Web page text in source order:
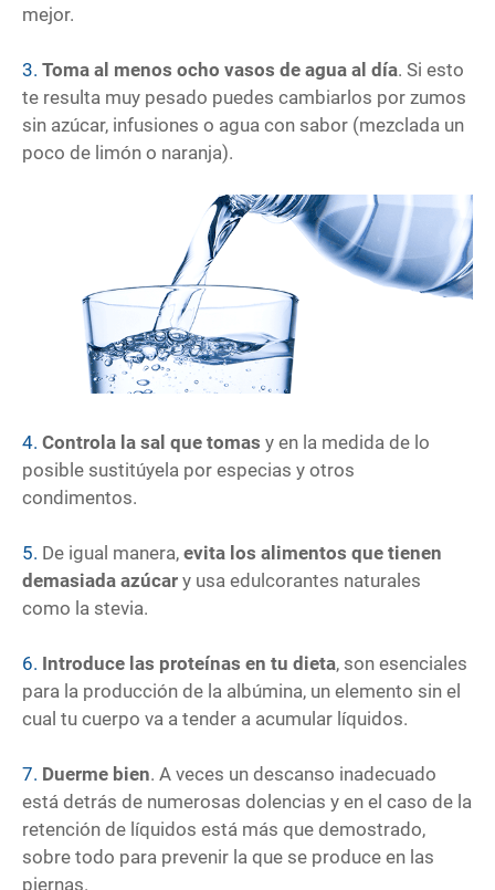
mejor.
3. Toma al menos ocho vasos de agua al día. Si esto
te resulta muy pesado puedes cambiarlos por zumos
sin azúcar, infusiones o agua con sabor (mezclada un
poco de limón o naranja).
4. Controla la sal que tomas y en la medida de lo
posible sustitúyela por especias y otros
condimentos.
5. De igual manera, evita los alimentos que tienen
demasiada azúcar y usa edulcorantes naturales
como la stevia.
6. Introduce las proteínas en tu dieta, son esenciales
para la producción de la albúmina, un elemento sin el
cual tu cuerpo va a tender a acumular líquidos.
7. Duerme bien. A veces un descanso inadecuado
está detrás de numerosas dolencias y en el caso de la
retención de líquidos está más que demostrado,
sobre todo para prevenir la que se produce en las
piernas.